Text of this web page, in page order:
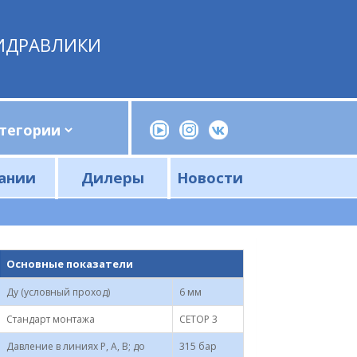
Дилеры Новости
Основные показатели
Ду (условный проход)
6 мм
Стандарт монтажа
CETOP 3
Давление в линиях Р, А, В; до
315 бар